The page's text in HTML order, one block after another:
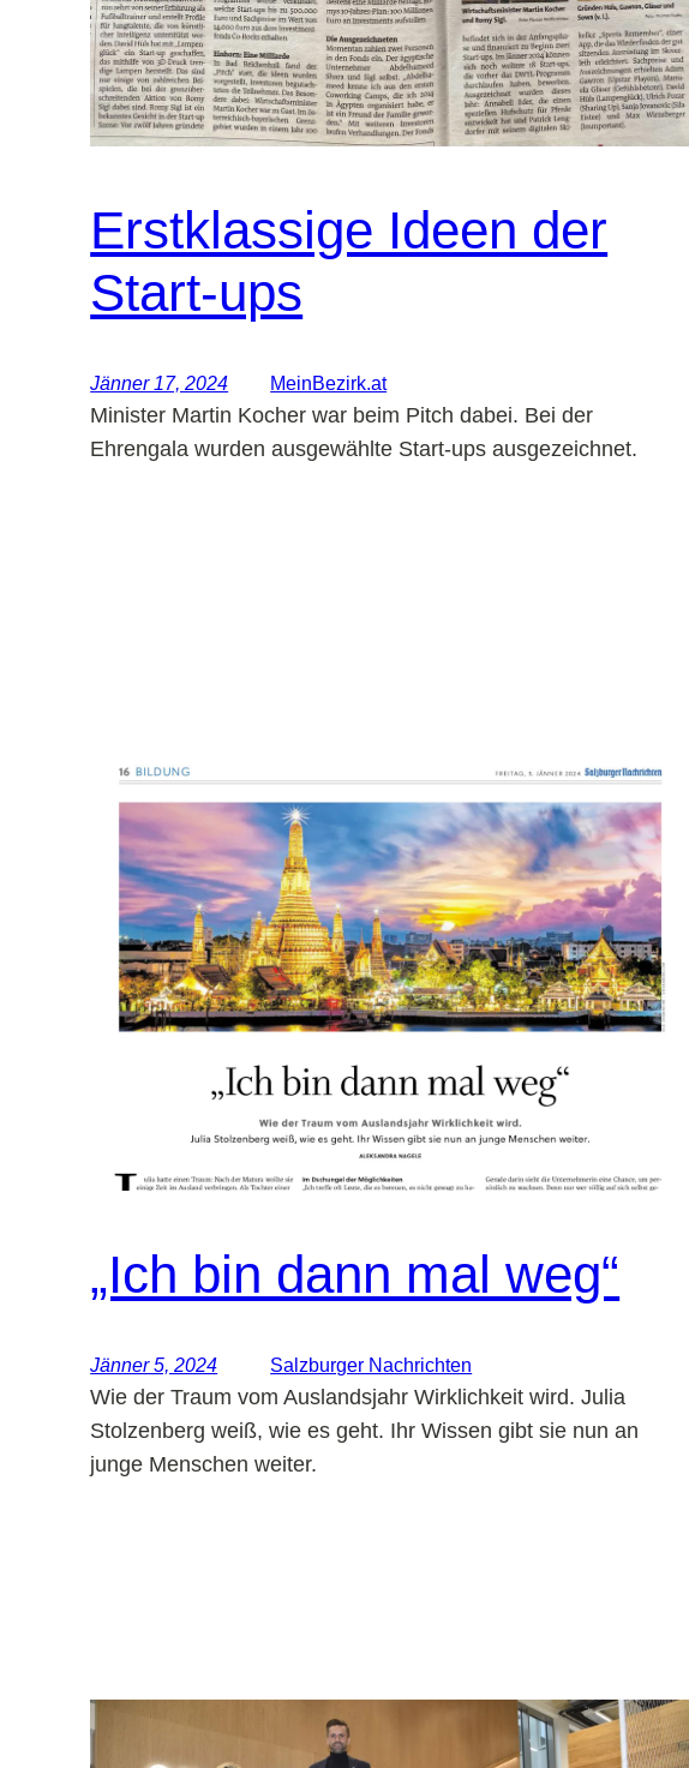
Erstklassige Ideen der
Start-ups
Jänner 17, 2024 MeinBezirk.at
Minister Martin Kocher war beim Pitch dabei. Bei der
Ehrengala wurden ausgewählte Start-ups ausgezeichnet.
„Ich bin dann mal weg“
Jänner 5, 2024 Salzburger Nachrichten
Wie der Traum vom Auslandsjahr Wirklichkeit wird. Julia
Stolzenberg weiß, wie es geht. Ihr Wissen gibt sie nun an
junge Menschen weiter.